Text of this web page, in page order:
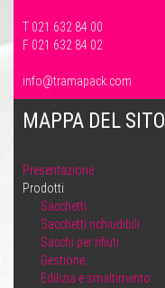
T 021 632 84 00
F 021 632 84 02
info@tramapack.com
MAPPA DEL SITO
Presentazione
Prodotti
Sacchetti
Sacchetti richiudibili
Sacchi per rifiuti
Gestione
Edilizia e smaltimento